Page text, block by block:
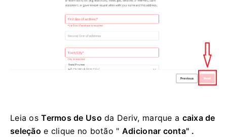
Leia osTermos de Uso da Deriv, marque a caixa de
seleção e clique no botão " Adicionar conta" .